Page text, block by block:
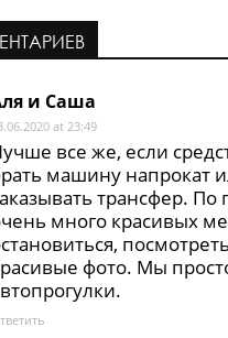
и Саша
at 23:49
все же, если
машину напрокат
трансфер. По
много красивых
фото. Мы